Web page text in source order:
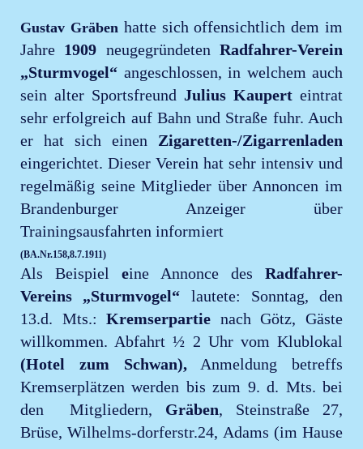
Gustav Gräben hatte sich offensichtlich dem im
Jahre 1909 neugegründetenRadfahrer-Verein
„Sturmvogel“ angeschlossen, in welchem auch
sein alter Sportsfreund Julius Kaupert eintrat
sehr erfolgreich auf Bahn und Straße fuhr. Auch
er hat sich einen Zigaretten-/Zigarrenladen
eingerichtet. Dieser Verein hat sehr intensiv und
regelmäßig seine Mitglieder über Annoncen im
Brandenburger Anzeiger über
Trainingsausfahrten informiert
(BA.Nr.158,8.7.1911)
Als Beispiel eine Annonce des Radfahrer-
Vereins „Sturmvogel“ lautete: Sonntag, den
13.d. Mts.:Kremserpartie nach Götz, Gäste
willkommen. Abfahrt ½ 2 Uhr vom Klublokal
(Hotel zum Schwan),Anmeldung betreffs
Kremserplätzen werden bis zum 9. d. Mts. bei
den Mitgliedern, Gräben, Steinstraße 27,
Brüse, Wilhelms-dorferstr.24, Adams (im Hause